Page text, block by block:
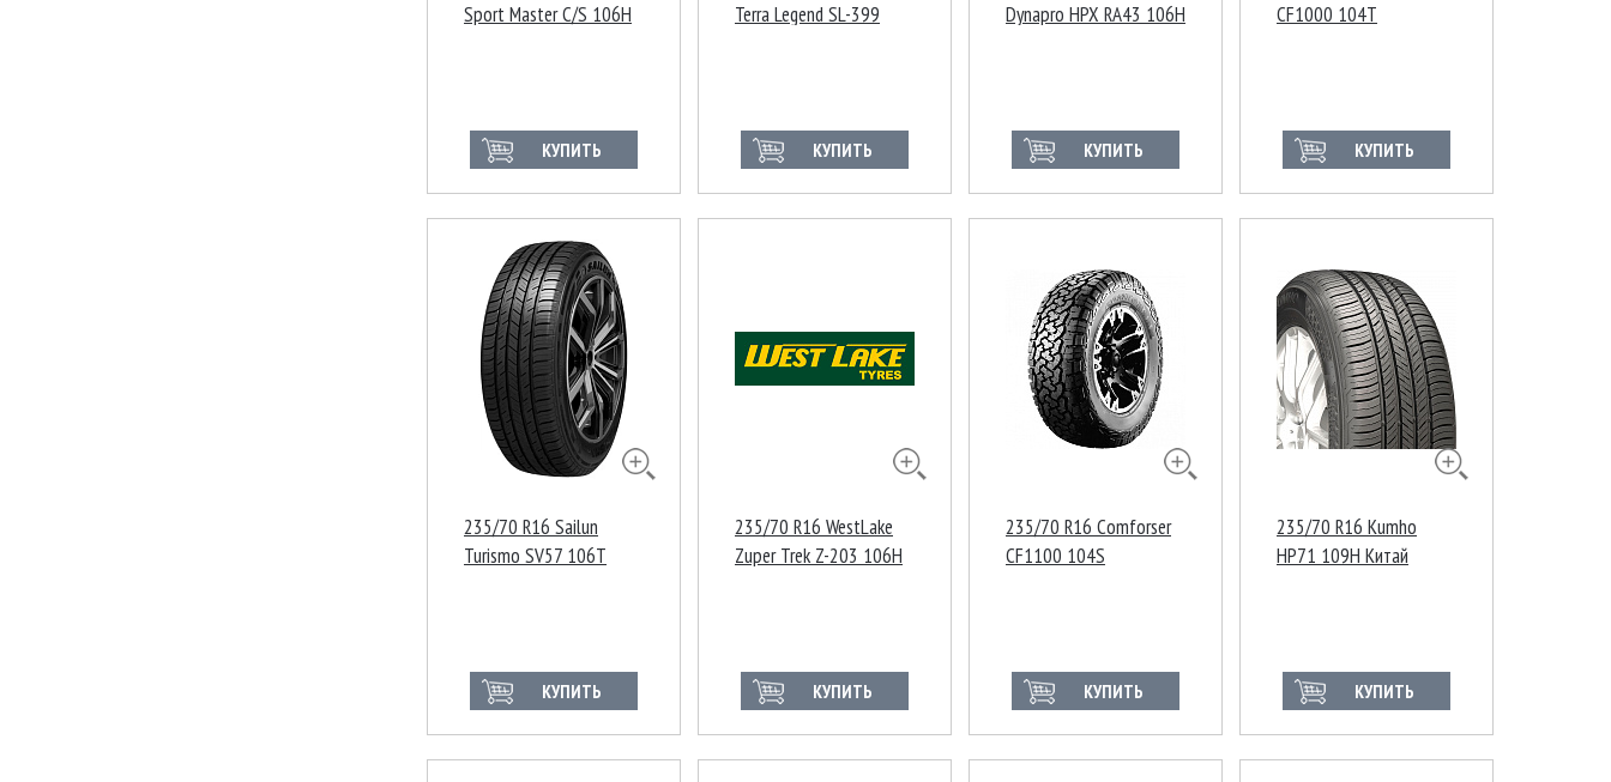
Sport Master C/S 106H
КУПИТЬ
Terra Legend SL-399
КУПИТЬ
Dynapro HPX RA43 106H
КУПИТЬ
CF1000 104T
КУПИТЬ
235/70 R16 Sailun
Turismo SV57 106T
КУПИТЬ
235/70 R16 WestLake
Zuper Trek Z-203 106H
КУПИТЬ
235/70 R16 Comforser
CF1100 104S
КУПИТЬ
235/70 R16 Kumho
HP71 109H Китай
КУПИТЬ